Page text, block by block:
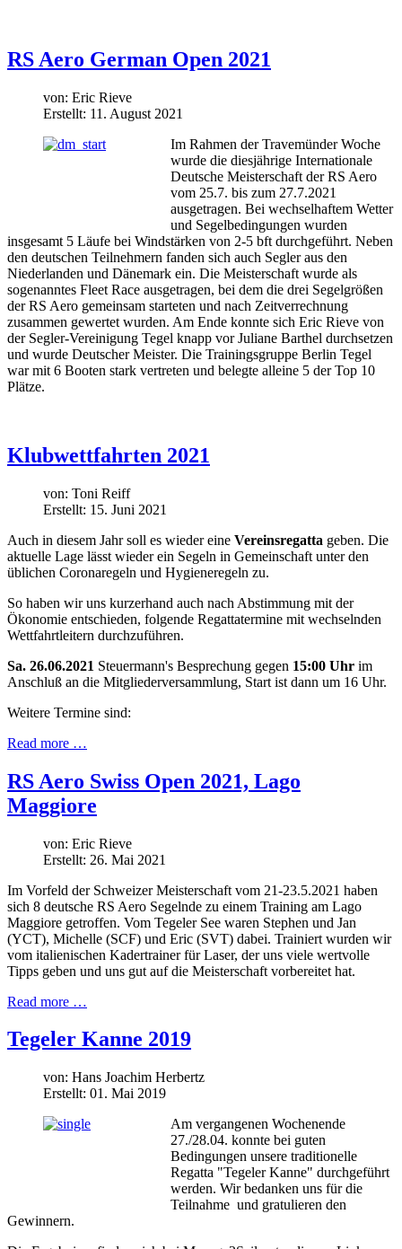
RS Aero German Open 2021
von: Eric Rieve
Erstellt: 11. August 2021
Im Rahmen der Travemünder Woche
wurde die diesjährige Internationale
Deutsche Meisterschaft der RS Aero
vom 25.7. bis zum 27.7.2021
ausgetragen. Bei wechselhaftem Wetter
und Segelbedingungen wurden
insgesamt 5 Läufe bei Windstärken von 2-5 bft durchgeführt. Neben
den deutschen Teilnehmern fanden sich auch Segler aus den
Niederlanden und Dänemark ein. Die Meisterschaft wurde als
sogenanntes Fleet Race ausgetragen, bei dem die drei Segelgrößen
der RS Aero gemeinsam starteten und nach Zeitverrechnung
zusammen gewertet wurden. Am Ende konnte sich Eric Rieve von
der Segler-Vereinigung Tegel knapp vor Juliane Barthel durchsetzen
und wurde Deutscher Meister. Die Trainingsgruppe Berlin Tegel
war mit 6 Booten stark vertreten und belegte alleine 5 der Top 10
Plätze.
Klubwettfahrten 2021
von: Toni Reiff
Erstellt: 15. Juni 2021
Auch in diesem Jahr soll es wieder eine Vereinsregatta geben. Die
aktuelle Lage lässt wieder ein Segeln in Gemeinschaft unter den
üblichen Coronaregeln und Hygieneregeln zu.
So haben wir uns kurzerhand auch nach Abstimmung mit der
Ökonomie entschieden, folgende Regattatermine mit wechselnden
Wettfahrtleitern durchzuführen.
Sa. 26.06.2021 Steuermann's Besprechung gegen 15:00 Uhr im
Anschluß an die Mitgliederversammlung, Start ist dann um 16 Uhr.
Weitere Termine sind:
Read more …
RS Aero Swiss Open 2021, Lago
Maggiore
von: Eric Rieve
Erstellt: 26. Mai 2021
Im Vorfeld der Schweizer Meisterschaft vom 21-23.5.2021 haben
sich 8 deutsche RS Aero Segelnde zu einem Training am Lago
Maggiore getroffen. Vom Tegeler See waren Stephen und Jan
(YCT), Michelle (SCF) und Eric (SVT) dabei. Trainiert wurden wir
vom italienischen Kadertrainer für Laser, der uns viele wertvolle
Tipps geben und uns gut auf die Meisterschaft vorbereitet hat.
Read more …
Tegeler Kanne 2019
von: Hans Joachim Herbertz
Erstellt: 01. Mai 2019
Am vergangenen Wochenende
27./28.04. konnte bei guten
Bedingungen unsere traditionelle
Regatta "Tegeler Kanne" durchgeführt
werden. Wir bedanken uns für die
Teilnahme und gratulieren den
Gewinnern.